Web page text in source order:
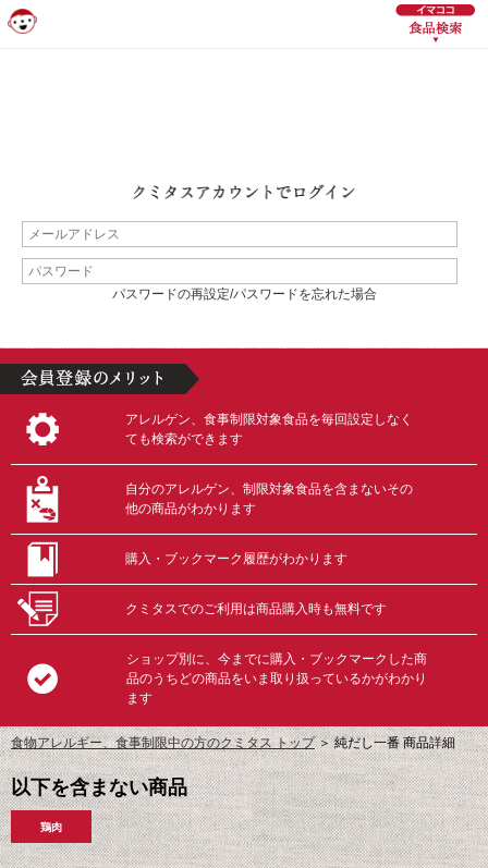
パスワードの再設定/パスワードを忘れた場合
アレルゲン、食事制限対象食品を毎回設定しなく
ても検索ができます
自分のアレルゲン、制限対象食品を含まないその
他の商品がわかります
購入・ブックマーク履歴がわかります
クミタスでのご利用は商品購入時も無料です
ショップ別に、今までに購入・ブックマークした商
品のうちどの商品をいま取り扱っているかがわかり
ます
食物アレルギー、食事制限中の方のクミタス トップ＞純だし一番 商品詳細
以下を含まない商品
鶏肉